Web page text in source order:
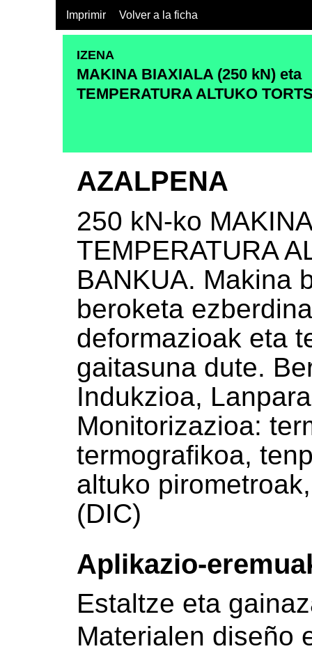
Imprimir Volver a la ficha
IZENA
MAKINA BIAXIALA (250 kN) eta
TEMPERATURA ALTUKO
AZALPENA
250 kN-ko
TEMPERATURA
BANKUA. Makina
beroketa
deformazioak eta
gaitasuna dute.
Indukzioa,
Monitorizazioa:
termografikoa,
altuko
(DIC)
Aplikazio-
Estaltze eta
Materialen diseño